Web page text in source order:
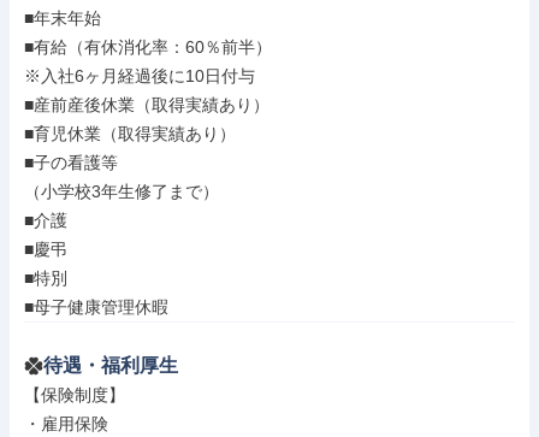
■年末年始
■有給（有休消化率：60％前半）
※入社6ヶ月経過後に10日付与
■産前産後休業（取得実績あり）
■育児休業（取得実績あり）
■子の看護等
（小学校3年生修了まで）
■介護
■慶弔
■特別
■母子健康管理休暇
待遇・福利厚生
【保険制度】
・雇用保険